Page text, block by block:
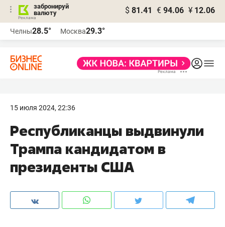
забронируй
валюту
$ 81.41 € 94.06 ¥ 12.06
Челны28.5° Москва29.3°
15 июля 2024, 22:36
Республиканцы выдвинули
Трампа кандидатом в
президенты США